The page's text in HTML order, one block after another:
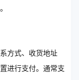
方式、收货地址
进行支付。通常支